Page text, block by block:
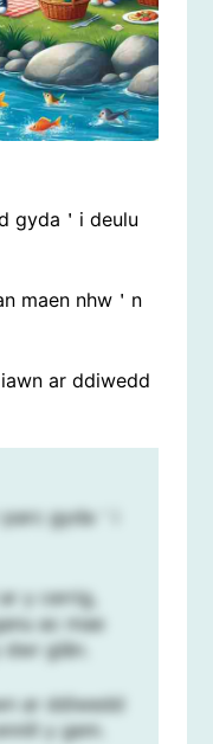
gyda＇i deulu
maen nhw＇n
ar ddiwedd
gyda＇i
y cerrig,
ac mae
glân.
ar ddiwedd
y gem.